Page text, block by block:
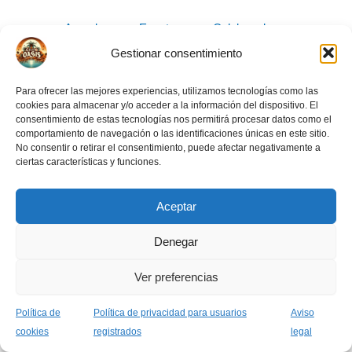
Gestionar consentimiento
Para ofrecer las mejores experiencias, utilizamos tecnologías como las
cookies para almacenar y/o acceder a la información del dispositivo. El
consentimiento de estas tecnologías nos permitirá procesar datos como el
comportamiento de navegación o las identificaciones únicas en este sitio.
No consentir o retirar el consentimiento, puede afectar negativamente a
ciertas características y funciones.
Aceptar
Denegar
Ver preferencias
Política de
cookies
Política de privacidad para usuarios
registrados
Aviso
legal
Acceder Eventos
Colaboradores
Carnet OASIS
Crea tu evento
Aviso legal
Política de privacidad usuarios
Todos los derechos © 2026 Asociación Grupo Oasis